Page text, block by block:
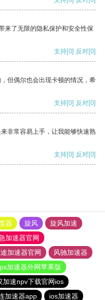
来了无限的隐私保护和安全性保
支持[0] 反对[0]
但偶尔也会出现卡顿的情况，希
支持[0] 反对[0]
非常容易上手，让我能够快速熟
支持[0] 反对[0]
器 旋风
旋风加速
加速器官网
加速器官网
风驰加速器
加速器外网苹果版
加速npv下载官网ios
加速器app ios加速器